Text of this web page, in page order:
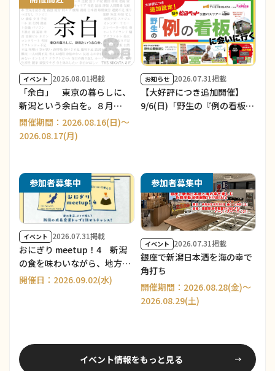
イベント 2026.08.01掲載
「余白」 東京の暮らしに、
新潟という余白を。８月
Part1
開催期間：2026.08.16(日)～
2026.08.17(月)
お知らせ 2026.07.31掲載
【大好評につき追加開催】
9/6(日)「野生の『例の看板』
参加者募集中
イベント 2026.07.31掲載
おにぎり meetup！4 新潟
の食を味わいながら、地方で
働く選択肢について考える ／
開催日：2026.09.02(水)
参加者募集中
イベント 2026.07.31掲載
銀座で新潟日本酒を海の幸で
角打ち
開催期間：2026.08.28(金)～
2026.08.29(土)
イベント情報をもっと見る